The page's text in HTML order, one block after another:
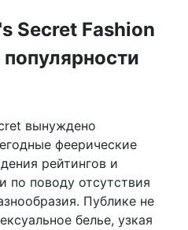
Secret Fashion
вынуждено
феерические
рейтингов и
по поводу отсутствия
Публике не
белье, узкая